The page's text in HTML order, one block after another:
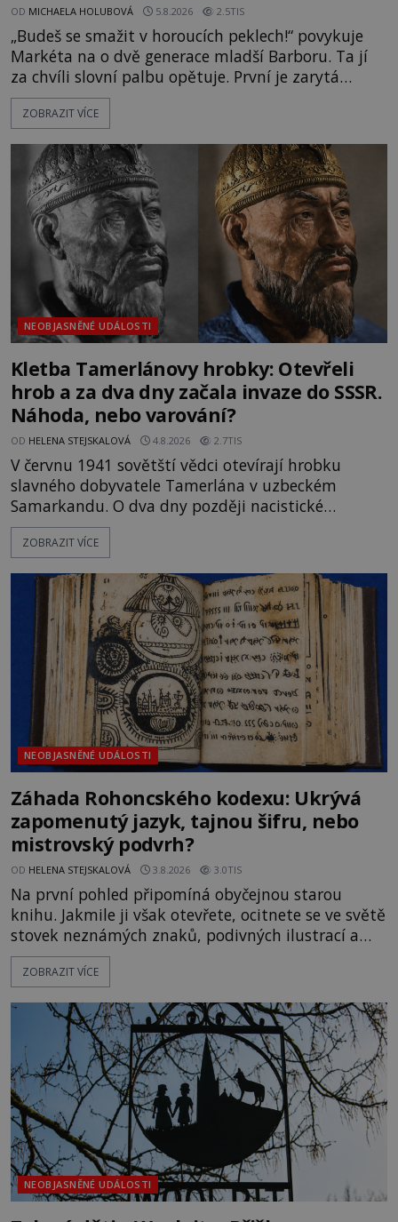
OD MICHAELA HOLUBOVÁ 5.8.2026 2.5TIS
„Budeš se smažit v horoucích peklech!“ povykuje
Markéta na o dvě generace mladší Barboru. Ta jí
za chvíli slovní palbu opětuje. První je zarytá
katolička, druhá přesvědčená kališnice. A každá z
nich se usídlí na jedné z věží slavného hradu
mezi vůdce protihusitského boje. Za manželku má
skutečně jistou
ZOBRAZIT VÍCE
NEOBJASNĚNÉ UDÁLOSTI
Kletba Tamerlánovy hrobky: Otevřeli
hrob a za dva dny začala invaze do SSSR.
Náhoda, nebo varování?
OD HELENA STEJSKALOVÁ 4.8.2026 2.7TIS
V červnu 1941 sovětští vědci otevírají hrobku
slavného dobyvatele Tamerlána v uzbeckém
Samarkandu. O dva dny později nacistické
Německo zahajuje operaci Barbarossa a napadá
Sovětský svaz. Shoda dat je natolik zarážející, že se
na legendě něco pravdy, nebo jde jen o fascinující
souhru okolností? Když antropolog Michail
Gerasimov (1907-1970) a
ZOBRAZIT VÍCE
NEOBJASNĚNÉ UDÁLOSTI
Záhada Rohoncského kodexu: Ukrývá
zapomenutý jazyk, tajnou šifru, nebo
mistrovský podvrh?
OD HELENA STEJSKALOVÁ 3.8.2026 3.0TIS
Na první pohled připomíná obyčejnou starou
knihu. Jakmile ji však otevřete, ocitnete se ve světě
stovek neznámých znaků, podivných ilustrací a
textu, který už téměř dvě století vzdoruje všem
pokusům o rozluštění. Rohoncský kodex patří mezi
jistotou neví, kdo jej napsal, kdy vznikl ani co
vlastně vypráví. Rohoncský kodex se poprvé
objevuje v roce
ZOBRAZIT VÍCE
NEOBJASNĚNÉ UDÁLOSTI